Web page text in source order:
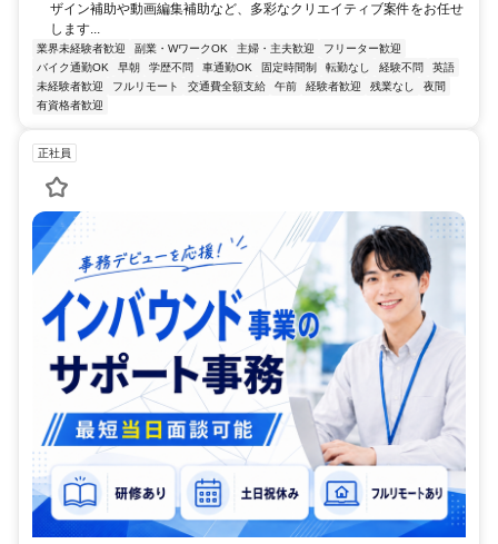
ザイン補助や動画編集補助など、多彩なクリエイティブ案件をお任せ
します...
業界未経験者歓迎 副業・WワークOK 主婦・主夫歓迎
フリーター歓迎
バイク通勤OK
早朝 学歴不問 車通勤OK 固定時間制 転勤なし 経験不問
英語
未経験者歓迎
フルリモート 交通費全額支給 午前 経験者歓迎 残業なし
夜間
有資格者歓迎
正社員